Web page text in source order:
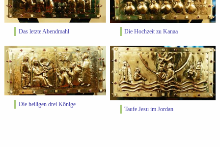
Das letzte Abendmahl Die Hochzeit zu Kanaa
Die heiligen drei Könige
Taufe Jesu im Jordan